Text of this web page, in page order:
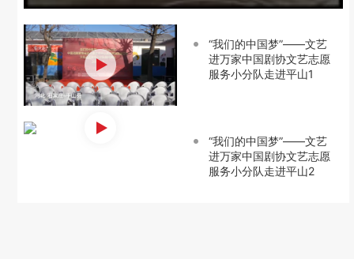
“我们的中国梦”——文艺
进万家中国剧协文艺志愿
服务小分队走进平山1
“我们的中国梦”——文艺
进万家中国剧协文艺志愿
服务小分队走进平山2